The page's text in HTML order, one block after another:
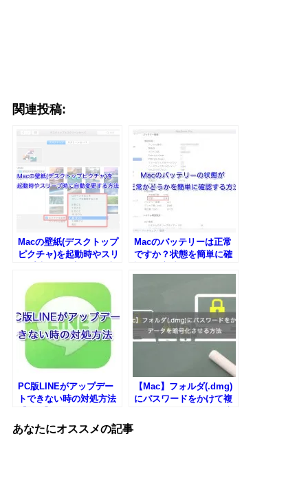
関連投稿:
Macの壁紙(デスクトップ
ピクチャ)を起動時やスリ
Macのバッテリーは正常
ですか？状態を簡単に確
PC版LINEがアップデー
トできない時の対処方法
【Mac】フォルダ(.dmg)
にパスワードをかけて複
あなたにオススメの記事